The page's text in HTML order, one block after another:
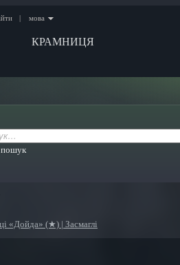
КРАМНИЦЯ
| мова
«Дойда» (★) | Засмаглі